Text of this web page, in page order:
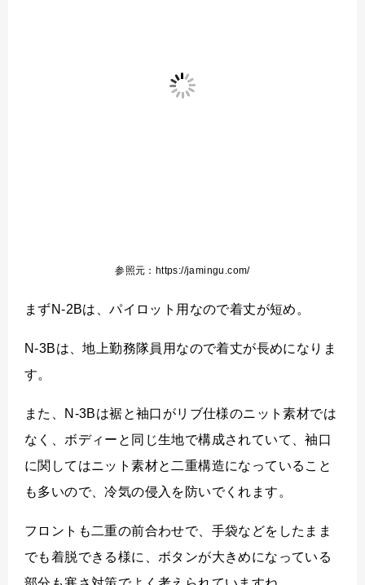
参照元：https://jamingu.com/
まずN-2Bは、パイロット用なので着丈が短め。
N-3Bは、地上勤務隊員用なので着丈が長めになりま
す。
また、N-3Bは裾と袖口がリブ仕様のニット素材では
なく、ボディーと同じ生地で構成されていて、袖口
に関してはニット素材と二重構造になっていること
も多いので、冷気の侵入を防いでくれます。
フロントも二重の前合わせで、手袋などをしたまま
でも着脱できる様に、ボタンが大きめになっている